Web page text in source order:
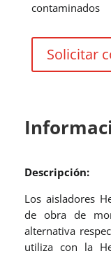
contaminados
Solicitar
Descripción:
Los aisladores
de obra de
alternativa
utiliza con la